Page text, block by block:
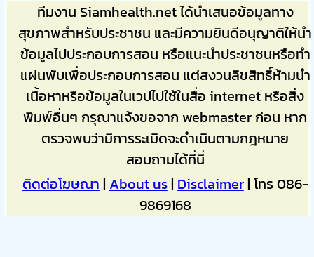
ทีมงาน Siamhealth.net ได้นำเสนอข้อมูลทาง
สุขภาพสำหรับประชาชน และมีความยินดีอนุญาติให้นำ
ข้อมูลไปประกอบการสอน หรือแนะนำประชาชนหรือทำ
แผ่นพับเพื่อประกอบการสอน แต่สงวนลิขสิทธิ์ห้ามนำ
เนื้อหาหรือข้อมูลในเวปไปใช้ในสื่อ internet หรือสิ่ง
พิมพ์อื่นๆ กรุณาแจ้งขอจาก webmaster ก่อน หาก
ตรวจพบว่ามีการระเมิดจะดำเนินตามกฎหมาย
สอบถามได้ที่นี่
ติดต่อโฆษณา | About us| Disclaimer| โทร 086-
9869168